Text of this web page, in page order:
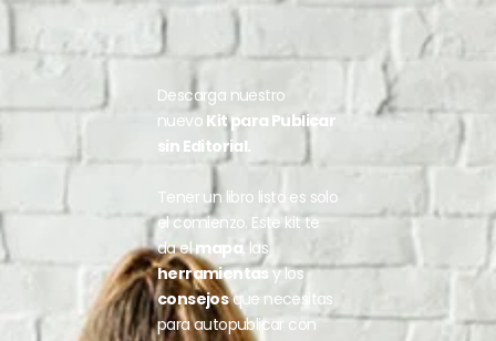
Descarga nuestro
nuevo Kit para Publicar
sin Editorial.
Tener un libro listo es solo
el comienzo. Este kit te
da elmapa, las
herramientasy los
consejosque necesitas
para autopublicar con